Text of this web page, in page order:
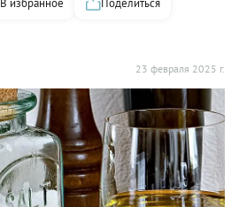
23 февраля 2025 г.